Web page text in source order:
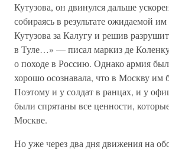
Кутузова, он двинулся дальше
собираясь в результате ожидаемой
Кутузова за Калугу и решив
в Туле…» — писал маркиз де
о походе в Россию. Однако армия
хорошо осознавала, что в Москву им
Поэтому и у солдат в ранцах, и у
были спрятаны все ценности,
Москве.
Но уже через два дня движения на